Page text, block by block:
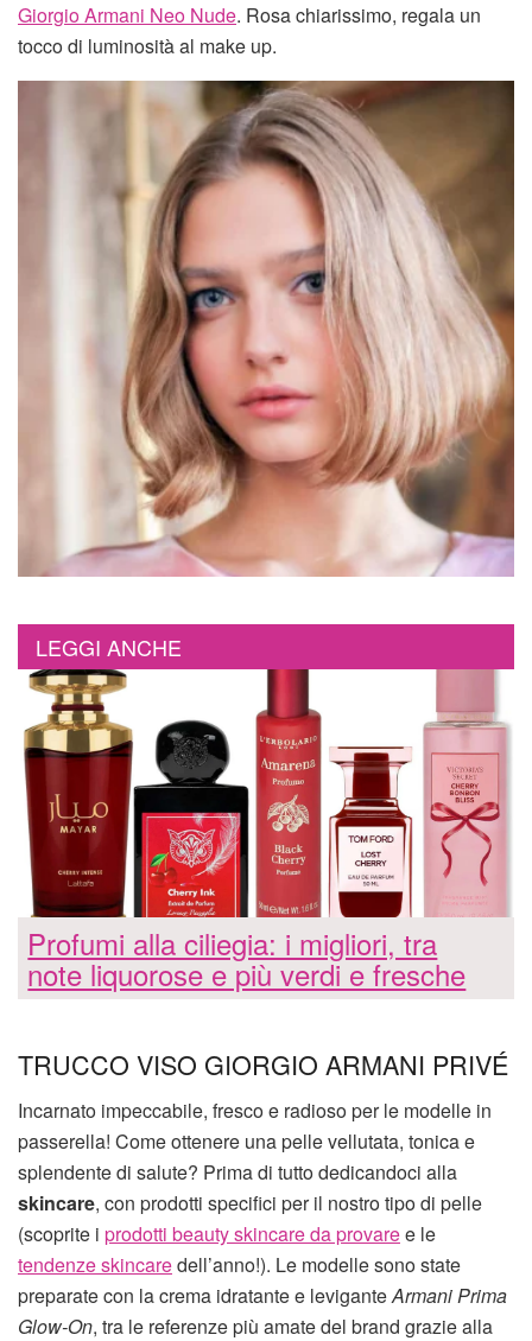
Giorgio Armani Neo Nude. Rosa chiarissimo, regala un
tocco di luminosità al make up.
LEGGI ANCHE
Profumi alla ciliegia: i migliori, tra
note liquorose e più verdi e fresche
TRUCCO VISO GIORGIO ARMANI PRIVÉ
Incarnato impeccabile, fresco e radioso per le modelle in
passerella! Come ottenere una pelle vellutata, tonica e
splendente di salute? Prima di tutto dedicandoci alla
skincare, con prodotti specifici per il nostro tipo di pelle
(scoprite i prodotti beauty skincare da provaree le
tendenze skincaredell’anno!). Le modelle sono state
preparate con la crema idratante e leviganteArmani Prima
Glow-On, tra le referenze più amate del brand grazie alla